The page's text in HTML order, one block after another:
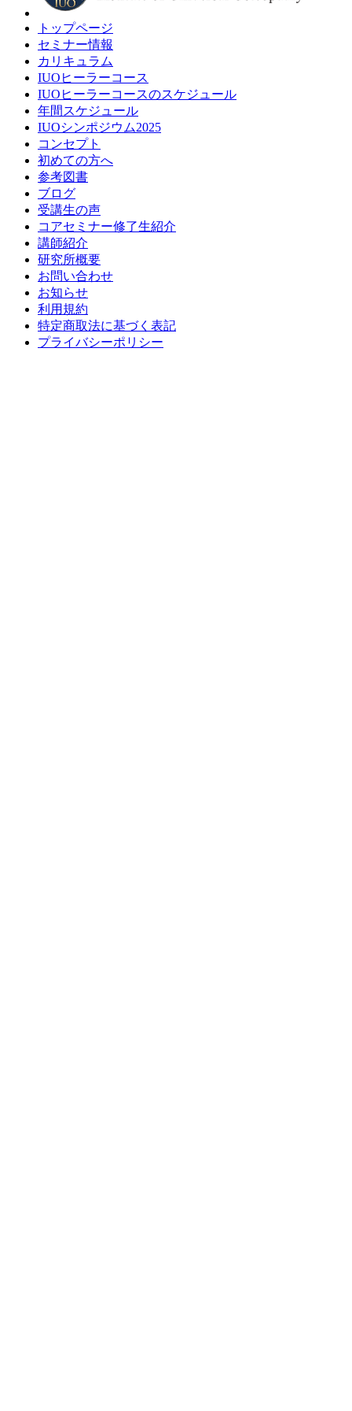
トップページ
セミナー情報
カリキュラム
IUOヒーラーコース
IUOヒーラーコースのスケジュール
年間スケジュール
IUOシンポジウム2025
コンセプト
初めての方へ
参考図書
ブログ
受講生の声
コアセミナー修了生紹介
講師紹介
研究所概要
お問い合わせ
お知らせ
利用規約
特定商取法に基づく表記
プライバシーポリシー